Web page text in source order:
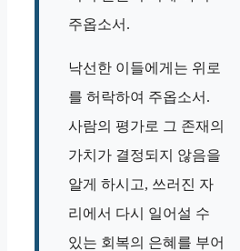
주옵소서.
낙선한 이들에게는 위로
를 허락하여 주옵소서.
사람의 평가로 그 존재의
가치가 결정되지 않음을
알게 하시고, 쓰러진 자
리에서 다시 일어설 수
있는 회복의 은혜를 부어